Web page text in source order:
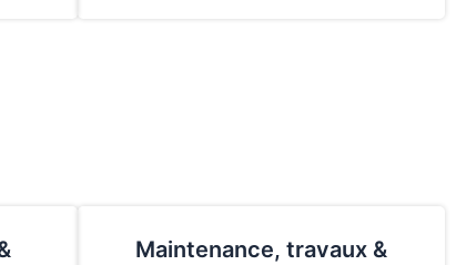
Maintenance, travaux &